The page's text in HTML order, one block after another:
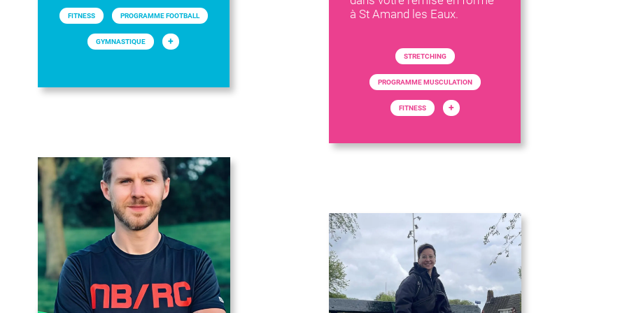
FITNESS PROGRAMME FOOTBALL
GYMNASTIQUE +
à St Amand les Eaux.
STRETCHING
PROGRAMME MUSCULATION
FITNESS +